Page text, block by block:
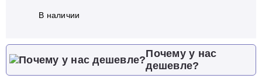
В наличии
Почему у нас
дешевле?